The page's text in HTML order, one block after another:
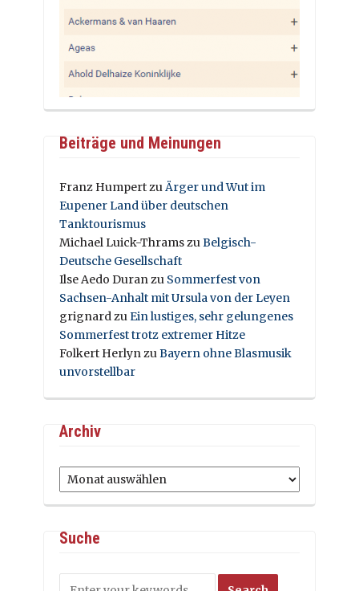
Beiträge und Meinungen
Franz HumpertzuÄrger und Wut im
Eupener Land über deutschen
Tanktourismus
Michael Luick-ThramszuBelgisch-
Deutsche Gesellschaft
Ilse Aedo Duranzu Sommerfest von
Sachsen-Anhalt mit Ursula von der Leyen
grignardzuEin lustiges, sehr gelungenes
Sommerfest trotz extremer Hitze
Folkert HerlynzuBayern ohne Blasmusik
unvorstellbar
Archiv
Archiv
Suche